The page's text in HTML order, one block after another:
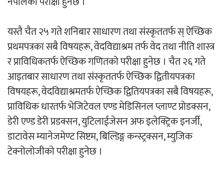
यस्तै चैत २५ गते शनिबार साधारण तथा संस्कृततर्फ स् ऐच्छिक
प्रथमपत्रका सबै विषयहरू, वेदविद्याश्रम तर्फ वेद तथा नीति शास्त्र
र प्राविधिकतर्फ ऐच्छिक गणितको परीक्षा हुनेछ । चैत २६ गते
आइतबार साधारण तथा संस्कृततर्फ ऐच्छिक द्वितीयपत्रका
विषयहरू, वेदविद्याश्रमतर्फ ऐच्छिक द्वितियपत्रका सबै विषयहरू,
प्राविधिक धारतर्फ भेजिटेवल एण्ड मेडिसिनल प्लाण्ट प्रोडक्सन,
डेरी एण्ड डेरी प्रडक्सन, युटिलाईजेसन अफ इलेक्ट्रिक इनर्जी,
डाटावेस म्यानेजमेण्ट सिष्टम, बिल्डिङ्ग कन्स्ट्रक्सन, म्युजिक
टेक्नोलोजीको परीक्षा हुनेछ ।